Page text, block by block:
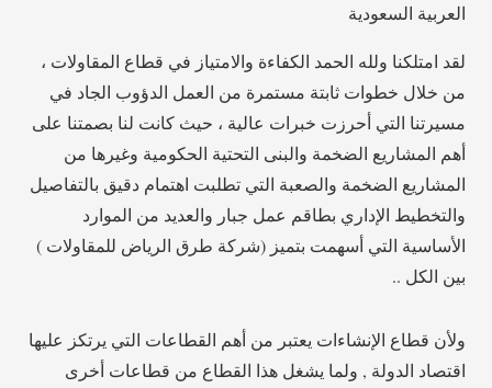
العربية السعودية
لقد امتلكنا ولله الحمد الكفاءة والامتياز في قطاع المقاولات ،
من خلال خطوات ثابتة مستمرة من العمل الدؤوب الجاد في
مسيرتنا التي أحرزت خبرات عالية ، حيث كانت لنا بصمتنا على
أهم المشاريع الضخمة والبنى التحتية الحكومية وغيرها من
المشاريع الضخمة والصعبة التي تطلبت اهتمام دقيق بالتفاصيل
والتخطيط الإداري بطاقم عمل جبار والعديد من الموارد
الأساسية التي أسهمت بتميز (شركة طرق الرياض للمقاولات )
بين الكل ..
ولأن قطاع الإنشاءات يعتبر من أهم القطاعات التي يرتكز عليها
اقتصاد الدولة , ولما يشغل هذا القطاع من قطاعات أخرى